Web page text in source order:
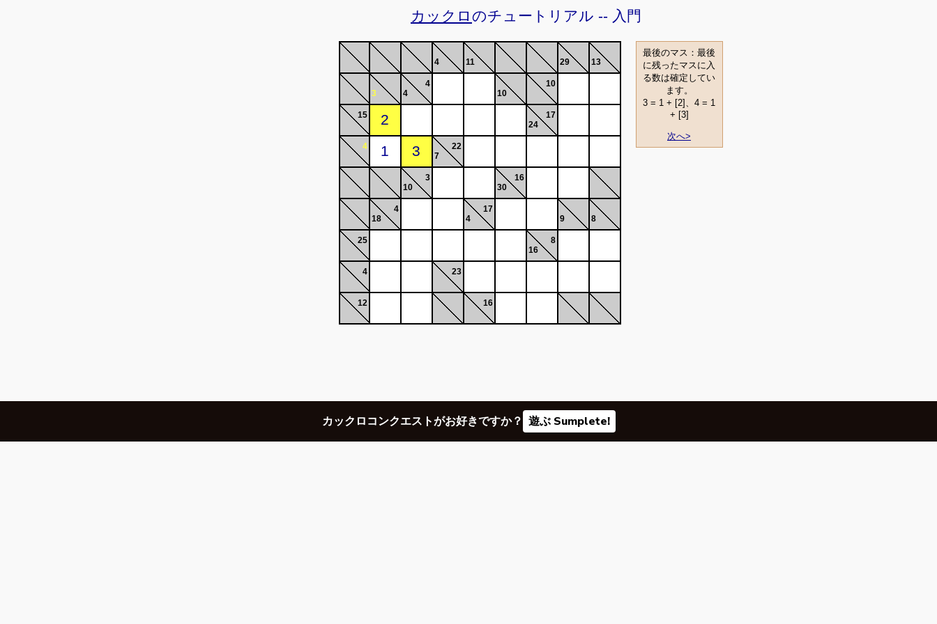
カックロ のチュートリアル -- 入門
最後のマス：最後
に残ったマスに入
る数は確定してい
ます。
3 = 1 + [2]、4 = 1
+ [3]
次へ>
4 11 29 13
3
4
4
10
10
15
17
24
4
22
7
3
10
16
30
4
18
17
4
9 8
25
8
16
4 23
12 16
カックロコンクエストがお好きですか？ 遊ぶ Sumplete!